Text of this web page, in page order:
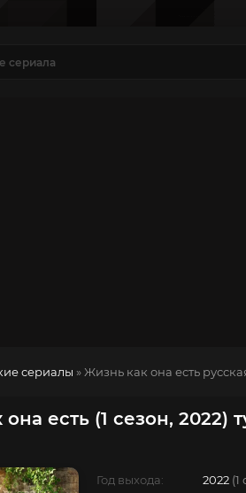
сериалы » Жизнь как она есть
есть (1 сезон, 2022)
Год выхода: 2022 (1